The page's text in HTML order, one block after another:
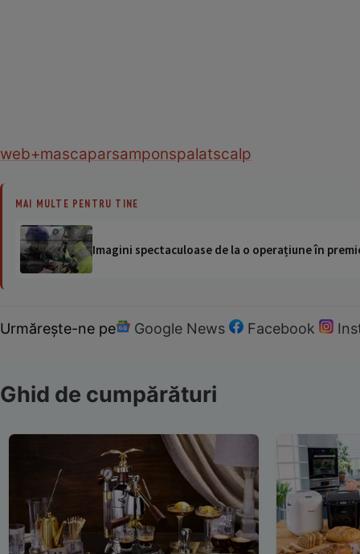
web+mascaparsamponspalatscalp
MAI MULTE PENTRU TINE
Imagini spectaculoase de la o operațiune în
Urmărește-ne pe Google News Facebook
Ghid de cumpărături